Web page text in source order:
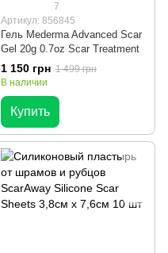
7
Артикул: 856845
Гель Mederma Advanced Scar
Gel 20g 0.7oz Scar Treatment
1 150 грн 1 499 грн
В наличии
Купить